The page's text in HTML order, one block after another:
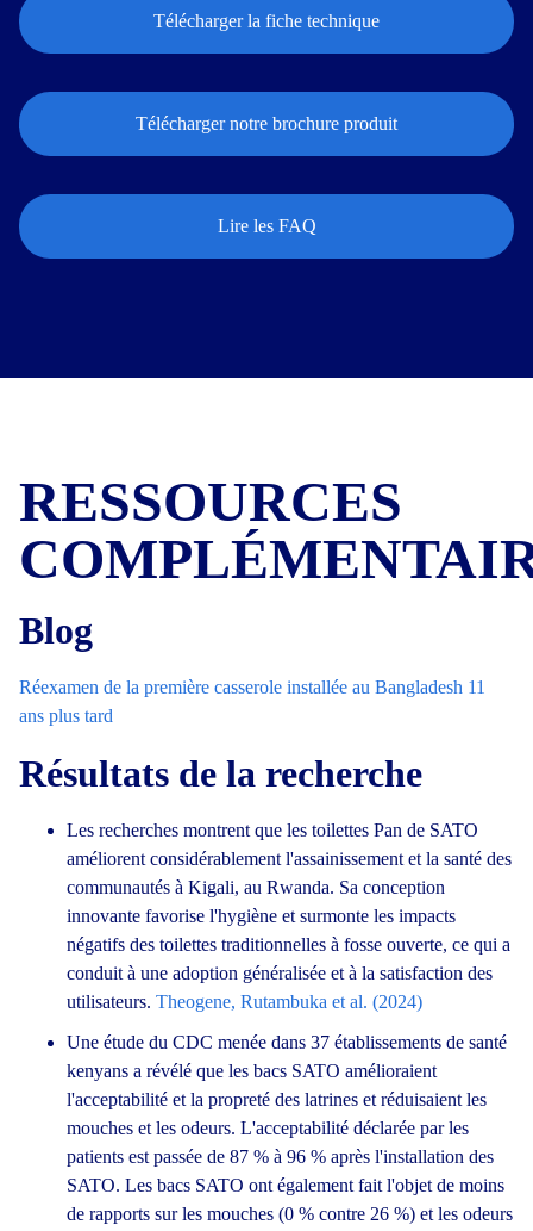
Télécharger la fiche technique
Télécharger notre brochure produit
Lire les FAQ
RESSOURCES
Blog
Réexamen de la première casserole installée au Bangladesh 11
ans plus tard
Résultats de la recherche
Les recherches montrent que les toilettes Pan de SATO
améliorent considérablement l'assainissement et la santé des
communautés à Kigali, au Rwanda. Sa conception
innovante favorise l'hygiène et surmonte les impacts
négatifs des toilettes traditionnelles à fosse ouverte, ce qui a
conduit à une adoption généralisée et à la satisfaction des
utilisateurs. Theogene, Rutambuka et al. (2024)
Une étude du CDC menée dans 37 établissements de santé
kenyans a révélé que les bacs SATO amélioraient
l'acceptabilité et la propreté des latrines et réduisaient les
mouches et les odeurs. L'acceptabilité déclarée par les
patients est passée de 87 % à 96 % après l'installation des
SATO. Les bacs SATO ont également fait l'objet de moins
de rapports sur les mouches (0 % contre 26 %) et les odeurs